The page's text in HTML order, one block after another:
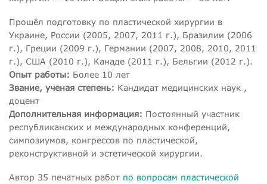
Прошёл подготовку по пластической хирургии в
Украине, России (2005, 2007, 2011 г.), Бразилии (2006
г.), Греции (2009 г.), Германии (2007, 2008, 2010, 2011
г.), США (2010 г.), Канаде (2011 г.), Бельгии (2012 г.).
Опыт работы: Более 10 лет
Звание, ученая степень: Кандидат медицинских наук ,
доцент
Дополнительная информация: Постоянный участник
республиканских и международных конференций,
симпозиумов, конгрессов по пластической,
реконструктивной и эстетической хирургии.
Автор 35 печатных работ по вопросам пластической